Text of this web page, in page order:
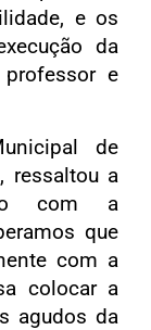
e os
da
professor e
de
ressaltou a
com a
que
com a
colocar a
agudos da